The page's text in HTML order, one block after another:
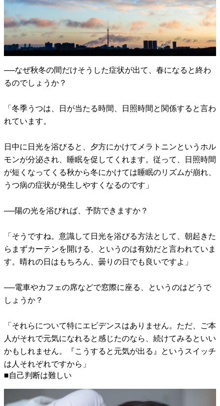
──なぜ秋冬の間だけそうした症状が出て、春になると終わ
るのでしょうか？
「冬季うつは、日が当たる時間、日照時間と関係すると言わ
れています。
日中に日光を浴びると、夕方にかけてメラトニンというホル
モンが分泌され、睡眠を促してくれます。従って、日照時間
が短くなってくる秋から冬にかけては睡眠のリズムが崩れ、
うつ病の症状が発生しやすくなるのです」
──陽の光を浴びれば、予防できますか？
「そうですね。意識して日光を浴びる方法として、朝起きた
らまずカーテンを開ける、というのは有効だと言われていま
す。晴れの日はもちろん、曇りの日でも良いですよ」
──電車やカフェの席などで窓際に座る、というのはどうで
しょうか？
「それらについて特にエビデンスはありません。ただ、ご本
人がそれで元気になれると感じたのなら、続けてみるといい
かもしれません。『こうすると元気が出る』というスイッチ
は人それぞれですから」
■自己判断は難しい